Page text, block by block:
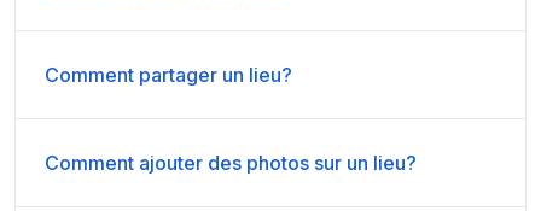
Comment partager un lieu?
Comment ajouter des photos sur un lieu?